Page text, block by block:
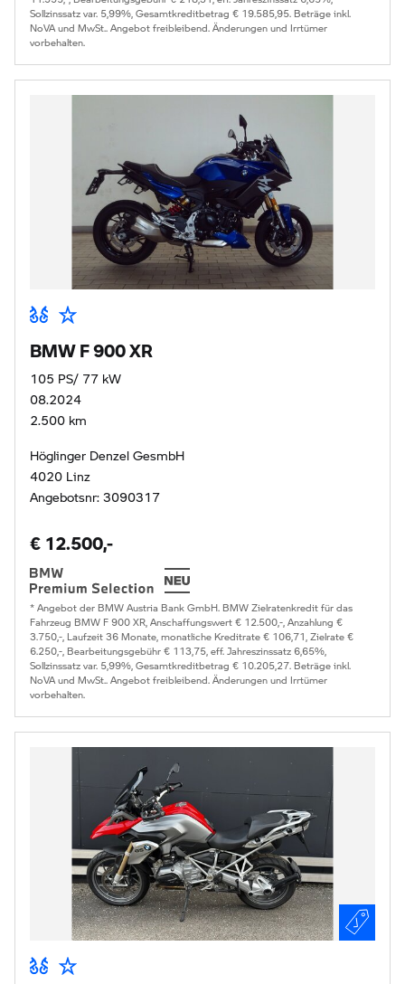
Sollzinssatz var. 5,99%, Gesamtkreditbetrag € 19.585,95. Beträge inkl.
NoVA und MwSt.. Angebot freibleibend. Änderungen und Irrtümer
vorbehalten.
BMW F 900 XR
105 PS/ 77 kW
08.2024
2.500 km
Höglinger Denzel GesmbH
4020 Linz
Angebotsnr: 3090317
€ 12.500,-
* Angebot der BMW Austria Bank GmbH. BMW Zielratenkredit für das
Fahrzeug BMW F 900 XR, Anschaffungswert € 12.500,-, Anzahlung €
3.750,-, Laufzeit 36 Monate, monatliche Kreditrate € 106,71, Zielrate €
6.250,-, Bearbeitungsgebühr € 113,75, eff. Jahreszinssatz 6,65%,
Sollzinssatz var. 5,99%, Gesamtkreditbetrag € 10.205,27. Beträge inkl.
NoVA und MwSt.. Angebot freibleibend. Änderungen und Irrtümer
vorbehalten.